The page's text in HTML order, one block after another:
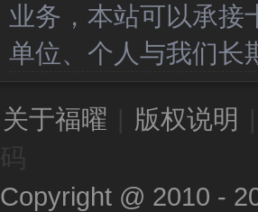
业务，本站可以承接
单位、个人与我们长
关于福曜 版权说明
Copyright @ 2010 -